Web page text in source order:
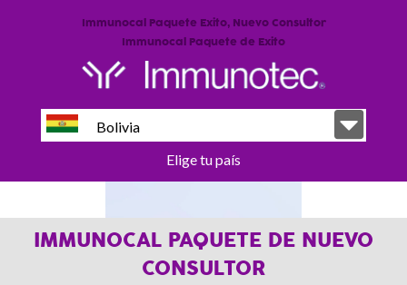
Immunocal Paquete Exito, Nuevo Consultor
Immunocal Paquete de Exito
Bolivia
Elige tu país
IMMUNOCAL PAQUETE DE NUEVO
CONSULTOR